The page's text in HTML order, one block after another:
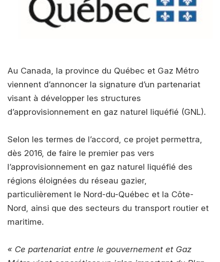
Au Canada, la province du Québec et Gaz Métro
viennent d’annoncer la signature d’un partenariat
visant à développer les structures
d’approvisionnement en gaz naturel liquéfié (GNL).
Selon les termes de l’accord, ce projet permettra,
dès 2016, de faire le premier pas vers
l’approvisionnement en gaz naturel liquéfié des
régions éloignées du réseau gazier,
particulièrement le Nord-du-Québec et la Côte-
Nord, ainsi que des secteurs du transport routier et
maritime.
« Ce partenariat entre le gouvernement et Gaz